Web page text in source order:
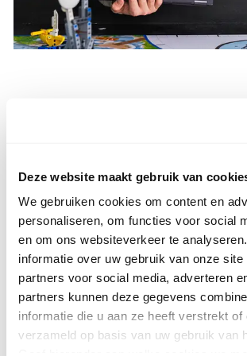
Deze website maakt gebruik van
We gebruiken cookies om content en
personaliseren, om functies voor social
en om ons websiteverkeer te
informatie over uw gebruik van onze site
partners voor social media, adverteren
partners kunnen deze gegevens
informatie die u aan ze heeft verstrekt of
verzameld op basis van uw gebruik van
Het kloppende hart
creatieve industrie.
verhaal is een
creatieve